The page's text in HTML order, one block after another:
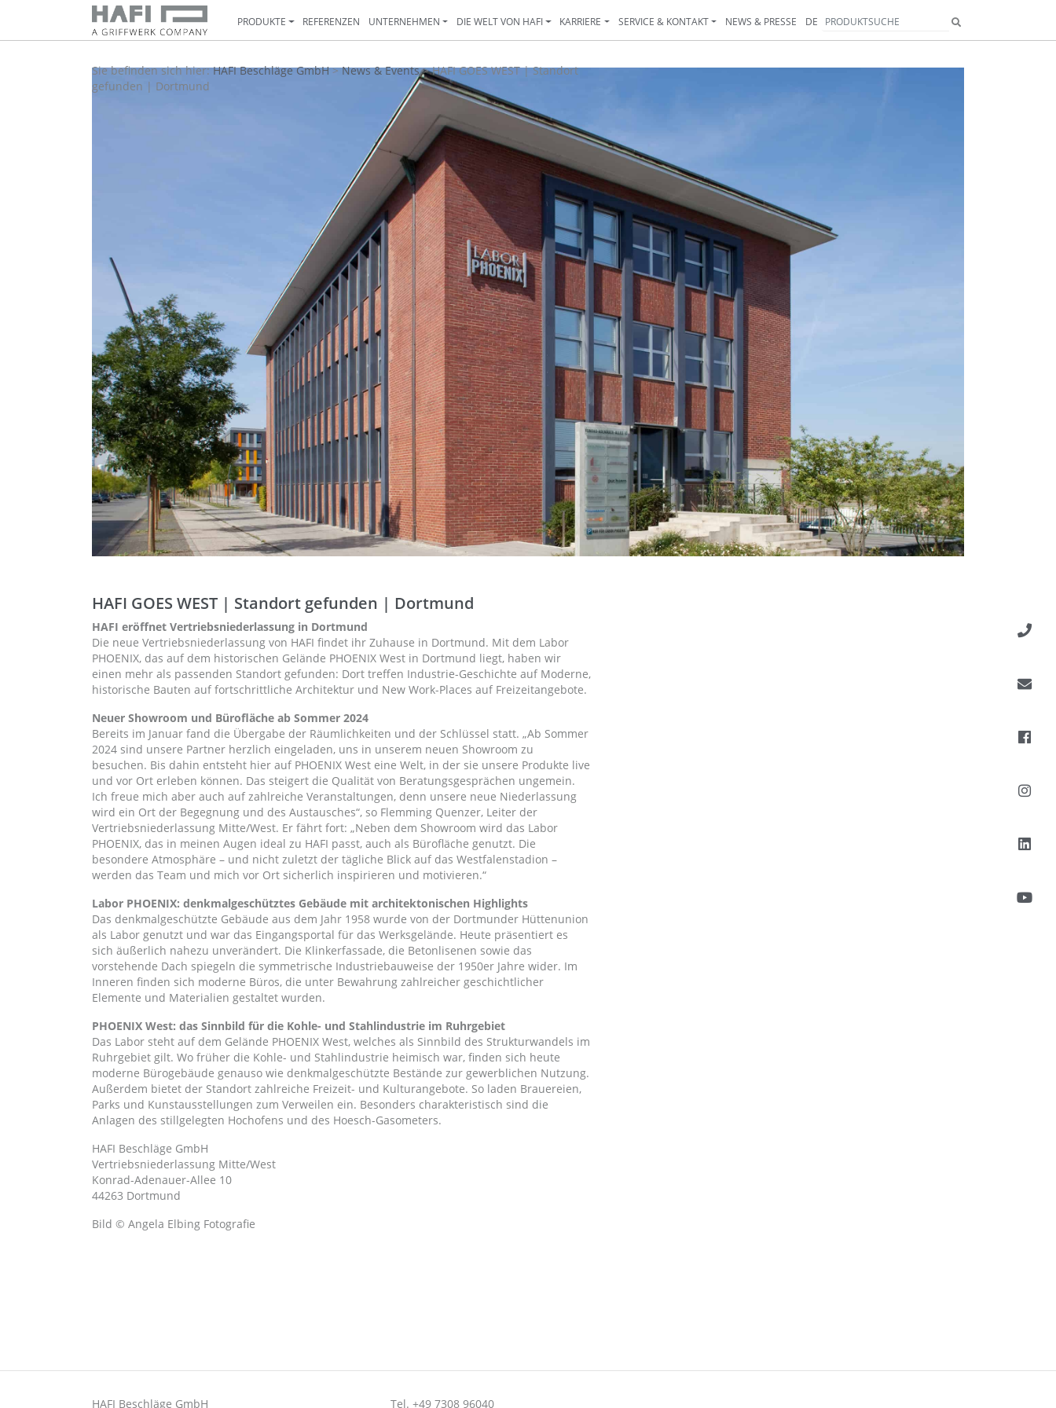
PRODUKTE REFERENZEN UNTERNEHMEN DIE WELT VON HAFI KARRIERE SERVICE & KONTAKT NEWS & PRESSE DE
Sie befinden sich hier:HAFI Beschläge GmbH>News & Events>HAFI GOES WEST | Standort
gefunden | Dortmund
HAFI GOES WEST | Standort gefunden | Dortmund
HAFI eröffnet Vertriebsniederlassung in Dortmund
Die neue Vertriebsniederlassung von HAFI findet ihr Zuhause in Dortmund. Mit dem Labor
PHOENIX, das auf dem historischen Gelände PHOENIX West in Dortmund liegt, haben wir
einen mehr als passenden Standort gefunden: Dort treffen Industrie-Geschichte auf Moderne,
historische Bauten auf fortschrittliche Architektur und New Work-Places auf Freizeitangebote.
Neuer Showroom und Bürofläche ab Sommer 2024
Bereits im Januar fand die Übergabe der Räumlichkeiten und der Schlüssel statt. „Ab Sommer
2024 sind unsere Partner herzlich eingeladen, uns in unserem neuen Showroom zu
besuchen. Bis dahin entsteht hier auf PHOENIX West eine Welt, in der sie unsere Produkte live
und vor Ort erleben können. Das steigert die Qualität von Beratungsgesprächen ungemein.
Ich freue mich aber auch auf zahlreiche Veranstaltungen, denn unsere neue Niederlassung
wird ein Ort der Begegnung und des Austausches“, so Flemming Quenzer, Leiter der
Vertriebsniederlassung Mitte/West. Er fährt fort: „Neben dem Showroom wird das Labor
PHOENIX, das in meinen Augen ideal zu HAFI passt, auch als Bürofläche genutzt. Die
besondere Atmosphäre – und nicht zuletzt der tägliche Blick auf das Westfalenstadion –
werden das Team und mich vor Ort sicherlich inspirieren und motivieren.“
Labor PHOENIX: denkmalgeschütztes Gebäude mit architektonischen Highlights
Das denkmalgeschützte Gebäude aus dem Jahr 1958 wurde von der Dortmunder Hüttenunion
als Labor genutzt und war das Eingangsportal für das Werksgelände. Heute präsentiert es
sich äußerlich nahezu unverändert. Die Klinkerfassade, die Betonlisenen sowie das
vorstehende Dach spiegeln die symmetrische Industriebauweise der 1950er Jahre wider. Im
Inneren finden sich moderne Büros, die unter Bewahrung zahlreicher geschichtlicher
Elemente und Materialien gestaltet wurden.
PHOENIX West: das Sinnbild für die Kohle- und Stahlindustrie im Ruhrgebiet
Das Labor steht auf dem Gelände PHOENIX West, welches als Sinnbild des Strukturwandels im
Ruhrgebiet gilt. Wo früher die Kohle- und Stahlindustrie heimisch war, finden sich heute
moderne Bürogebäude genauso wie denkmalgeschützte Bestände zur gewerblichen Nutzung.
Außerdem bietet der Standort zahlreiche Freizeit- und Kulturangebote. So laden Brauereien,
Parks und Kunstausstellungen zum Verweilen ein. Besonders charakteristisch sind die
Anlagen des stillgelegten Hochofens und des Hoesch-Gasometers.
HAFI Beschläge GmbH
Vertriebsniederlassung Mitte/West
Konrad-Adenauer-Allee 10
44263 Dortmund
Bild © Angela Elbing Fotografie
HAFI Beschläge GmbH Tel. +49 7308 96040